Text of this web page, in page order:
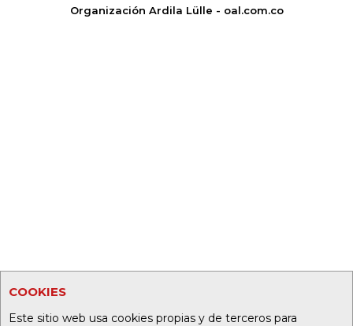
COOKIES
Este sitio web usa cookies propias y de terceros para
Organización Ardila Lülle - oal.com.co